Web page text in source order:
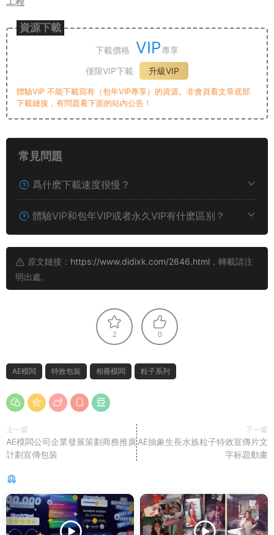
資源下載
下載價格 VIP專享
僅限VIP下載
升級VIP
體驗VIP 不能下載寫有（包年VIP專享）的資源。非會員看文章底部
下載鏈接，有問題看下面的站内公告！
常見問題
爲什麽下載速度很慢？
體驗VIP和包年VIP或者永久VIP有什麽區别？
原文鏈接： https://www.didixk.com/2646.html ，轉載請注
明出處。
2 0
AE模闆 特效包裝 相冊模闆 粒子系列
上一篇
AE模闆公司企業發展策劃商務推廣
計劃宣傳包裝
下一篇
AE抽象生長水族粒子特效宣傳片文
字标題動畫